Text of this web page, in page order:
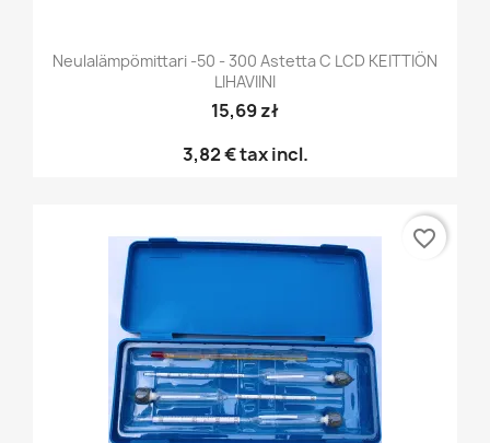
Neulalämpömittari -50 - 300 Astetta C LCD KEITTIÖN
LIHAVIINI
15,69 zł
3,82 €tax incl.
favorite_border